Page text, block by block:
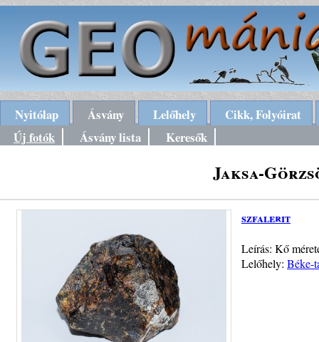
Nyitólap Ásvány Lelőhely
Cikk, Folyóirat
Új fotók
Ásvány lista Keresők
Jaksa-
szfalerit
Leírás: Kő
Lelőhely: Béke-